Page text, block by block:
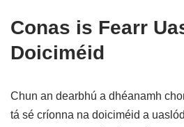
Conas is Fearr
Doiciméid
Chun an dearbhú a dhéanamh
tá sé críonna na doiciméid a